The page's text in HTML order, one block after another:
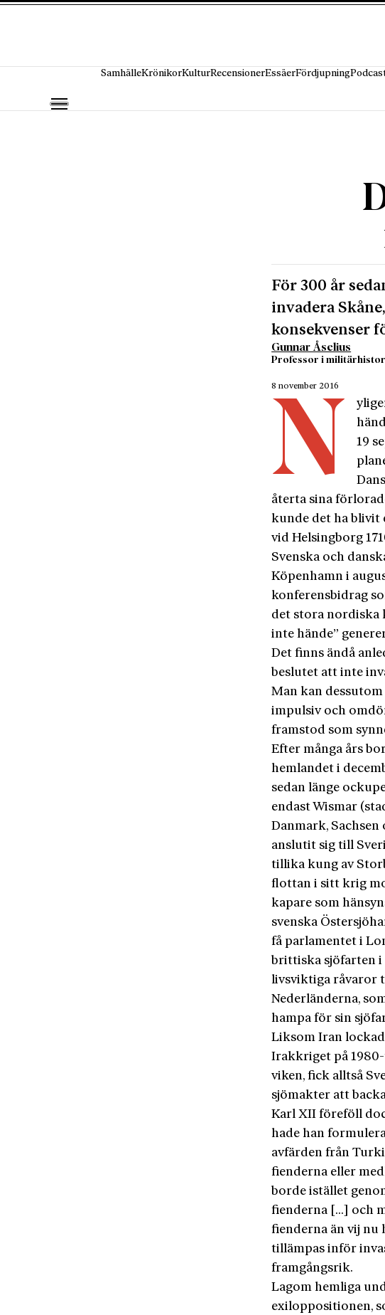
SamhälleKrönikorKulturRecensionerEssäerFördjupning
För 300 år
invadera
konsekvenser
Gunnar Åselius
Professor i
8 november 2016
N
19
återta sina
kunde det ha blivit
vid Helsingborg
Svenska och
Köpenhamn i
konferensbidrag
det stora nordiska
inte hände”
Det finns ändå
beslutet att inte
Man kan
impulsiv och
framstod som
Efter många års
hemlandet i
sedan länge
endast Wismar
Danmark, Sachsen
anslutit sig till
tillika kung av
flottan i sitt krig
kapare som
svenska
få parlamentet i
brittiska sjöfarten i
livsviktiga råvaror
Nederländerna,
hampa för sin
Liksom Iran
Irakkriget på
viken, fick alltså
sjömakter att
Karl XII föreföll
hade han
avfärden från
fienderna eller
borde istället
fienderna […] och
fienderna än vij nu
tillämpas inför
framgångsrik.
Lagom hemliga
exiloppositionen,